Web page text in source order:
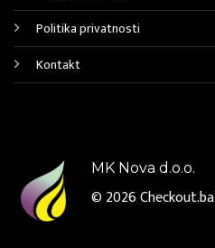
Politika privatnosti
Kontakt
MK Nova d.o.o.
© 2026Checkout.ba